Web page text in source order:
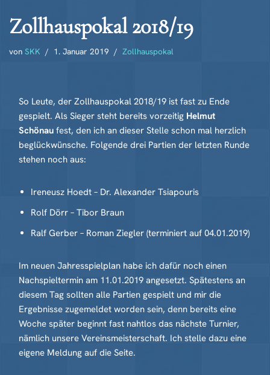
Zollhauspokal 2018/19
von SKK 1. Januar 2019 Zollhauspokal
So Leute, der Zollhauspokal 2018/19 ist fast zu Ende
gespielt. Als Sieger steht bereits vorzeitig Helmut
Schönau fest, den ich an dieser Stelle schon mal herzlich
beglückwünsche. Folgende drei Partien der letzten Runde
stehen noch aus:
Ireneusz Hoedt – Dr. Alexander Tsiapouris
Rolf Dörr – Tibor Braun
Ralf Gerber – Roman Ziegler (terminiert auf 04.01.2019)
Im neuen Jahresspielplan habe ich dafür noch einen
Nachspieltermin am 11.01.2019 angesetzt. Spätestens an
diesem Tag sollten alle Partien gespielt und mir die
Ergebnisse zugemeldet worden sein, denn bereits eine
Woche später beginnt fast nahtlos das nächste Turnier,
nämlich unsere Vereinsmeisterschaft. Ich stelle dazu eine
eigene Meldung auf die Seite.